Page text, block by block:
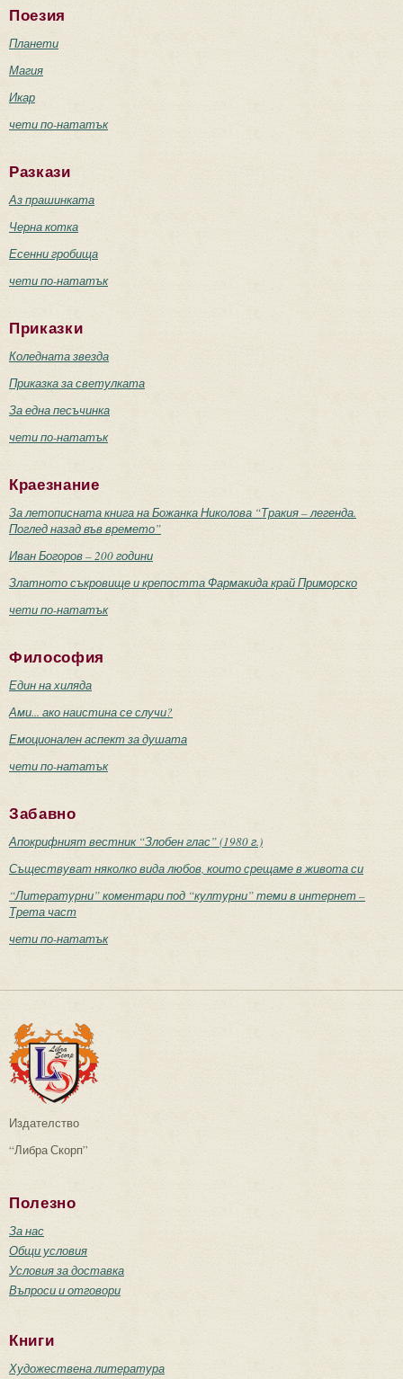
Поезия
Планети
Магия
Икар
чети по-нататък
Разкази
Аз прашинката
Черна котка
Есенни гробища
чети по-нататък
Приказки
Коледната звезда
Приказка за светулката
За една песъчинка
чети по-нататък
Краезнание
За летописната книга на Божанка Николова “Тракия – легенда.
Поглед назад във времето”
Иван Богоров – 200 години
Златното съкровище и крепостта Фармакида край Приморско
чети по-нататък
Философия
Един на хиляда
Ами... ако наистина се случи?
Емоционален аспект за душата
чети по-нататък
Забавно
Апокрифният вестник “Злобен глас” (1980 г.)
Съществуват няколко вида любов, които срещаме в живота си
“Литературни” коментари под “културни” теми в интернет –
Трета част
чети по-нататък
Издателство
“Либра Скорп”
Полезно
За нас
Общи условия
Условия за доставка
Въпроси и отговори
Книги
Художествена литература